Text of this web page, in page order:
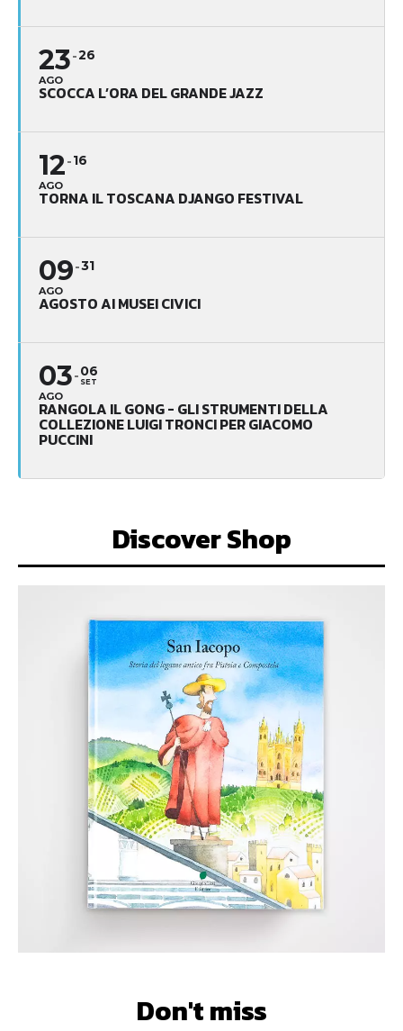
23
AGO
26
SCOCCA L’ORA DEL GRANDE JAZZ
12
AGO
16
TORNA IL TOSCANA DJANGO FESTIVAL
09
AGO
31
AGOSTO AI MUSEI CIVICI
03
AGO
06
SET
RANGOLA IL GONG - GLI STRUMENTI DELLA
COLLEZIONE LUIGI TRONCI PER GIACOMO
PUCCINI
Discover Shop
Don't miss